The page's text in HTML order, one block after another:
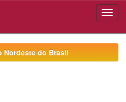
Nordeste do Brasil